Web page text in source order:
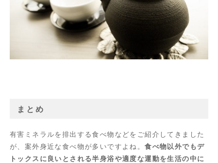
まとめ
有害ミネラルを排出する食べ物などをご紹介してきました
が、案外身近な食べ物が多いですよね。食べ物以外でもデ
トックスに良いとされる半身浴や適度な運動を生活の中に